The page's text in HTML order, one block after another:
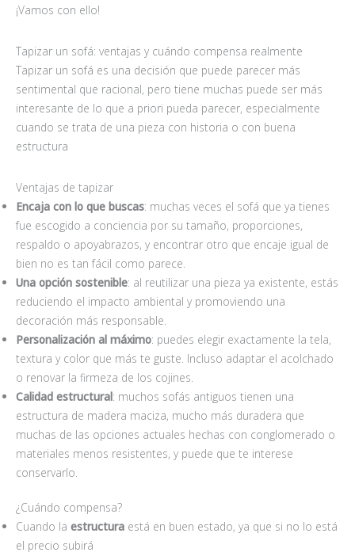
¡Vamos con ello!
Tapizar un sofá: ventajas y cuándo compensa realmente
Tapizar un sofá es una decisión que puede parecer más
sentimental que racional, pero tiene muchas puede ser más
interesante de lo que a priori pueda parecer, especialmente
cuando se trata de una pieza con historia o con buena
estructura
Ventajas de tapizar
Encaja con lo que buscas: muchas veces el sofá que ya tienes
fue escogido a conciencia por su tamaño, proporciones,
respaldo o apoyabrazos, y encontrar otro que encaje igual de
bien no es tan fácil como parece.
Una opción sostenible: al reutilizar una pieza ya existente, estás
reduciendo el impacto ambiental y promoviendo una
decoración más responsable.
Personalización al máximo: puedes elegir exactamente la tela,
textura y color que más te guste. Incluso adaptar el acolchado
o renovar la firmeza de los cojines.
Calidad estructural: muchos sofás antiguos tienen una
estructura de madera maciza, mucho más duradera que
muchas de las opciones actuales hechas con conglomerado o
materiales menos resistentes, y puede que te interese
conservarlo.
¿Cuándo compensa?
Cuando la estructura está en buen estado, ya que si no lo está
el precio subirá